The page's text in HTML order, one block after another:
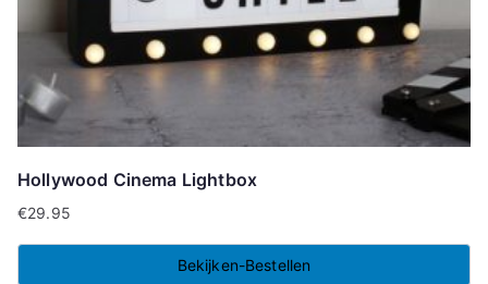
Hollywood Cinema Lightbox
€29.95
Bekijken-Bestellen